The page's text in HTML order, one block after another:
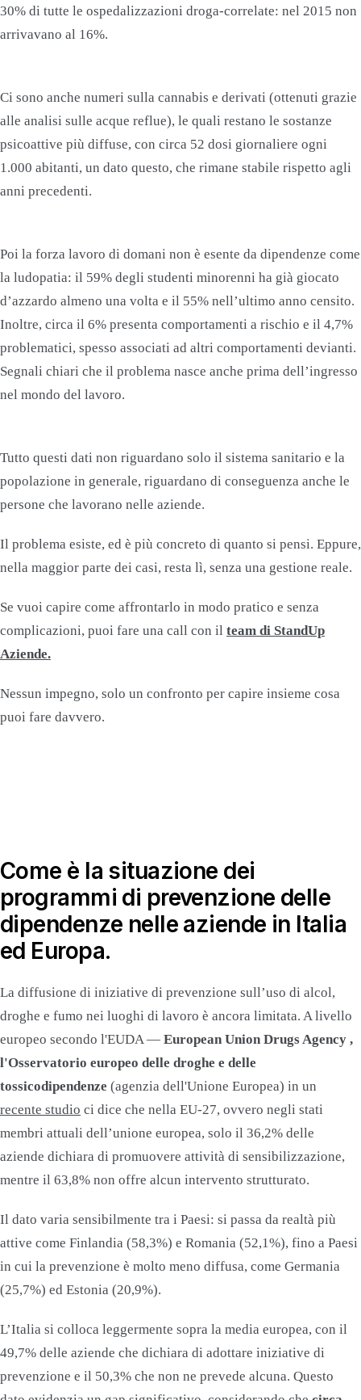
30% di tutte le ospedalizzazioni droga-correlate: nel 2015 non
arrivavano al 16%.
Ci sono anche numeri sulla cannabis e derivati (ottenuti grazie
alle analisi sulle acque reflue), le quali restano le sostanze
psicoattive più diffuse, con circa 52 dosi giornaliere ogni
1.000 abitanti, un dato questo, che rimane stabile rispetto agli
anni precedenti.
Poi la forza lavoro di domani non è esente da dipendenze come
la ludopatia: il 59% degli studenti minorenni ha già giocato
d’azzardo almeno una volta e il 55% nell’ultimo anno censito.
Inoltre, circa il 6% presenta comportamenti a rischio e il 4,7%
problematici, spesso associati ad altri comportamenti devianti.
Segnali chiari che il problema nasce anche prima dell’ingresso
nel mondo del lavoro.
Tutto questi dati non riguardano solo il sistema sanitario e la
popolazione in generale, riguardano di conseguenza anche le
persone che lavorano nelle aziende.
Il problema esiste, ed è più concreto di quanto si pensi. Eppure,
nella maggior parte dei casi, resta lì, senza una gestione reale.
Se vuoi capire come affrontarlo in modo pratico e senza
complicazioni, puoi fare una call con il team di StandUp
Aziende.
Nessun impegno, solo un confronto per capire insieme cosa
puoi fare davvero.
Come è la situazione dei
programmi di prevenzione delle
dipendenze nelle aziende in Italia
ed Europa.
La diffusione di iniziative di prevenzione sull’uso di alcol,
droghe e fumo nei luoghi di lavoro è ancora limitata. A livello
europeo secondo l'EUDA — European Union Drugs Agency ,
l'Osservatorio europeo delle droghe e delle
tossicodipendenze (agenzia dell'Unione Europea) in un
recente studio ci dice che nella EU-27, ovvero negli stati
membri attuali dell’unione europea, solo il 36,2% delle
aziende dichiara di promuovere attività di sensibilizzazione,
mentre il 63,8% non offre alcun intervento strutturato.
Il dato varia sensibilmente tra i Paesi: si passa da realtà più
attive come Finlandia (58,3%) e Romania (52,1%), fino a Paesi
in cui la prevenzione è molto meno diffusa, come Germania
(25,7%) ed Estonia (20,9%).
L’Italia si colloca leggermente sopra la media europea, con il
49,7% delle aziende che dichiara di adottare iniziative di
prevenzione e il 50,3% che non ne prevede alcuna. Questo